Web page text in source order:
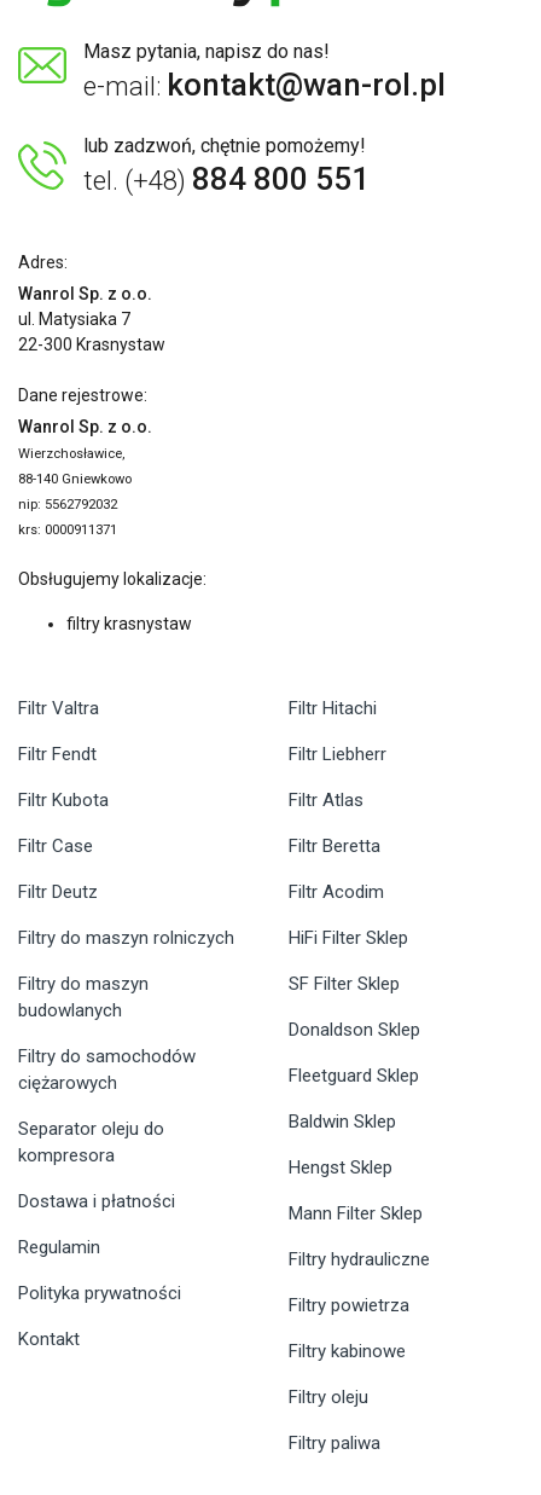
Masz pytania, napisz do nas!
e-mail: kontakt@wan-rol.pl
lub zadzwoń, chętnie pomożemy!
tel. (+48) 884 800 551
Adres:
Wanrol Sp. z o.o.
ul. Matysiaka 7
22-300 Krasnystaw
Dane rejestrowe:
Wanrol Sp. z o.o.
Wierzchosławice,
88-140 Gniewkowo
nip: 5562792032
krs: 0000911371
Obsługujemy lokalizacje:
filtry krasnystaw
Filtr Valtra
Filtr Fendt
Filtr Kubota
Filtr Case
Filtr Deutz
Filtr Hitachi
Filtr Liebherr
Filtr Atlas
Filtr Beretta
Filtr Acodim
Filtry do maszyn rolniczych
Filtry do maszyn
budowlanych
Filtry do samochodów
ciężarowych
Separator oleju do
kompresora
Dostawa i płatności
Regulamin
Polityka prywatności
Kontakt
HiFi Filter Sklep
SF Filter Sklep
Donaldson Sklep
Fleetguard Sklep
Baldwin Sklep
Hengst Sklep
Mann Filter Sklep
Filtry hydrauliczne
Filtry powietrza
Filtry kabinowe
Filtry oleju
Filtry paliwa